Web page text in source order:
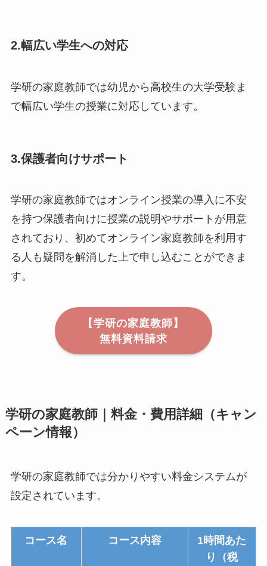
2.幅広い学生への対応
学研の家庭教師では幼児から高校生の大学受験ま
で幅広い学生の授業に対応しています。
3.保護者向けサポート
学研の家庭教師ではオンライン授業の導入に不安
を持つ保護者向けに授業の説明やサポートが用意
されており、初めてオンライン家庭教師を利用す
る人も疑問を解消した上で申し込むことができま
す。
【学研の家庭教師】
無料資料請求
学研の家庭教師｜料金・費用詳細（キャン
ペーン情報）
学研の家庭教師では分かりやすい料金システムが
設定されています。
コース名 コース内容
1時間あた
り（税